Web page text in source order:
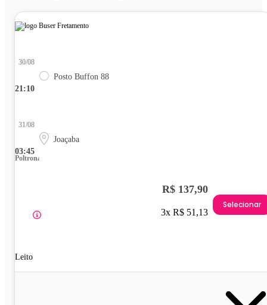
21:10
30/08
Posto Buffon 88
03:45
31/08
Joaçaba
Poltrona
Leito
R$ 137,90
3x R$ 51,13
Selecionar